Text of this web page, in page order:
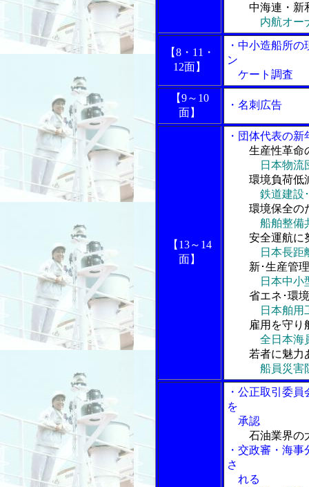
中海連・新
内航オー
【8・11・
12面】
・中小造船所
ン
ケート調査
【9～10
面】
・名刺広告
【13～14
面】
・団体代表の
生産性革命
日本物
環境負荷低減
鉄道建設
環境保全の
船舶整備
安全運航に努
日本長
新･生産管理
日本中
省エネ･環境
日本舶
雇用を守り船
全日本
若者に魅力
船員災
・公正取引委
を
承認
石油業界の
・交政審・海
さ
れる